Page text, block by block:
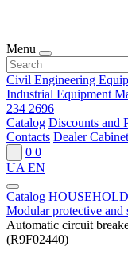
Menu
Civil Engineering
Industrial Equipment
234 2696
Catalog Discounts and
Contacts Dealer Cabinet
0 0
UA EN
Catalog
Modular protective and
Automatic circuit
(R9F02440)